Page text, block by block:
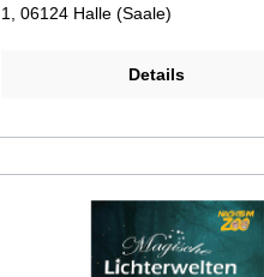
1, 06124 Halle (Saale)
Details